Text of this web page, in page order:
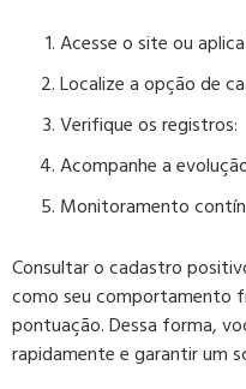
Acesse o site ou
Localize a opção de
Verifique os registros:
Acompanhe a
Monitoramento
Consultar o cadastro
como seu comportamento
pontuação. Dessa forma,
rapidamente e garantir um